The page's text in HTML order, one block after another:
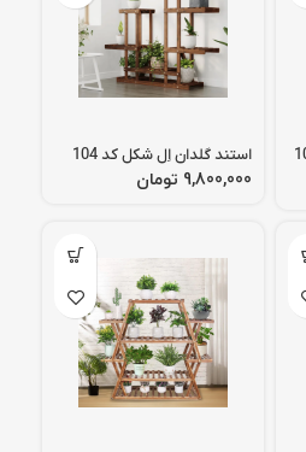
استند گلدان اِل شکل کد 104
تومان